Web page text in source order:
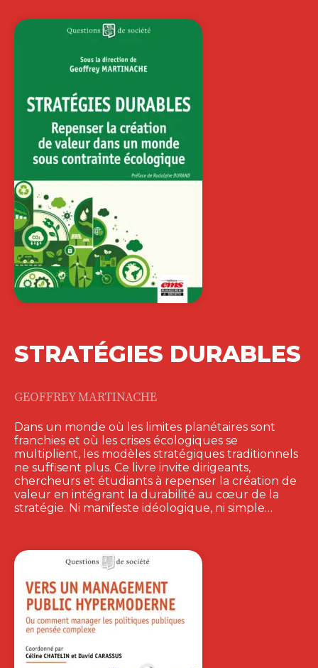
STRATÉGIES DURABLES
GEOFFREY MARTINACHE
Dans un monde où les limites planétaires sont
franchies et où les crises écologiques se
multiplient, les modèles stratégiques traditionnels
ne suffisent plus. Ce livre invite dirigeants,
chercheurs et étudiants à repenser la création de
valeur en intégrant la durabilité au cœur de la
stratégie. Ni manifeste idéologique, ni simple…